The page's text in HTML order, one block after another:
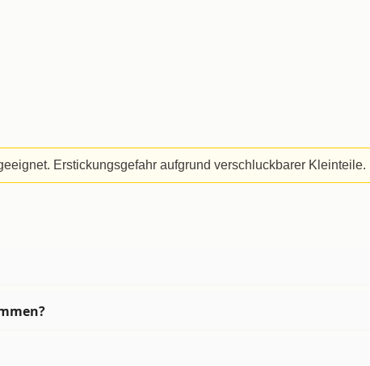
Erstickungsgefahr aufgrund verschluckbarer Kleinteile.